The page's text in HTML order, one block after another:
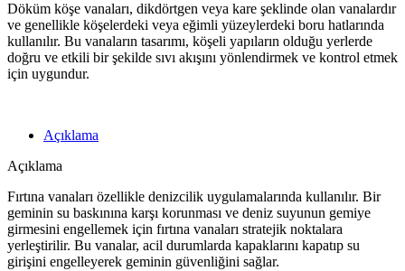
Döküm köşe vanaları, dikdörtgen veya kare şeklinde olan vanalardır
ve genellikle köşelerdeki veya eğimli yüzeylerdeki boru hatlarında
kullanılır. Bu vanaların tasarımı, köşeli yapıların olduğu yerlerde
doğru ve etkili bir şekilde sıvı akışını yönlendirmek ve kontrol etmek
için uygundur.
Açıklama
Açıklama
Fırtına vanaları özellikle denizcilik uygulamalarında kullanılır. Bir
geminin su baskınına karşı korunması ve deniz suyunun gemiye
girmesini engellemek için fırtına vanaları stratejik noktalara
yerleştirilir. Bu vanalar, acil durumlarda kapaklarını kapatıp su
girişini engelleyerek geminin güvenliğini sağlar.